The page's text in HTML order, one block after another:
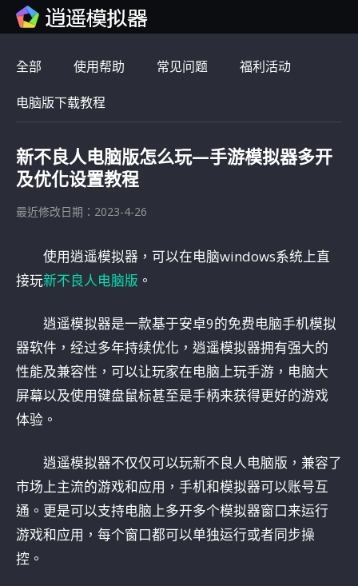
全部 使用帮助 常见问题 福利活动
电脑版下载教程
新不良人电脑版怎么玩—手游模拟器多开
及优化设置教程
最近修改日期：2023-4-26
使用逍遥模拟器，可以在电脑windows系统上直
接玩新不良人电脑版 。
逍遥模拟器是一款基于安卓9的免费电脑手机模拟
器软件，经过多年持续优化，逍遥模拟器拥有强大的
性能及兼容性，可以让玩家在电脑上玩手游，电脑大
屏幕以及使用键盘鼠标甚至是手柄来获得更好的游戏
体验。
逍遥模拟器不仅仅可以玩新不良人电脑版，兼容了
市场上主流的游戏和应用，手机和模拟器可以账号互
通。更是可以支持电脑上多开多个模拟器窗口来运行
游戏和应用，每个窗口都可以单独运行或者同步操
控。